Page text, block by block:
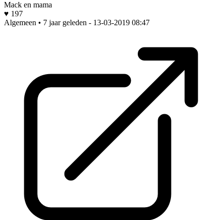
Mack en mama
♥ 197
Algemeen • 7 jaar geleden - 13-03-2019 08:47